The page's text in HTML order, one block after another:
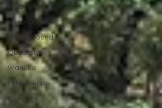
Oxford
Franz-Josef
Milford Sound
Queenstown
Wanaka
Lake Tekapo
Kaikoura